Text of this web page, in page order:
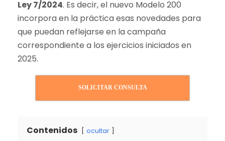
Ley 7/2024. Es decir, el nuevo Modelo 200
incorpora en la práctica esas novedades para
que puedan reflejarse en la campaña
correspondiente a los ejercicios iniciados en
2025.
SOLICITAR CONSULTA
Contenidos ocultar